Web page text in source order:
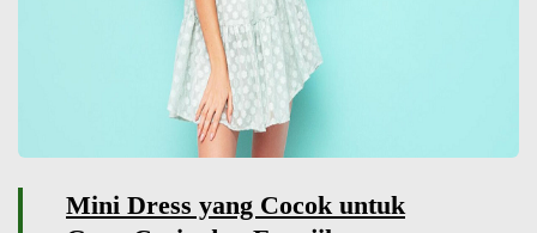
Mini Dress yang Cocok untuk